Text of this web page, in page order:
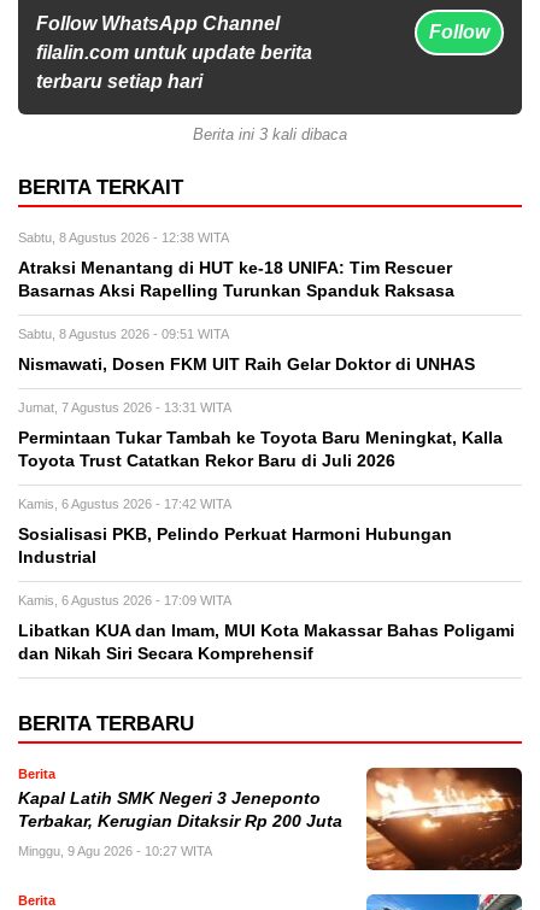
Follow WhatsApp Channel
filalin.com untuk update berita
terbaru setiap hari
Follow
Berita ini 3 kali dibaca
BERITA TERKAIT
Sabtu, 8 Agustus 2026 - 12:38 WITA
Atraksi Menantang di HUT ke-18 UNIFA: Tim Rescuer
Basarnas Aksi Rapelling Turunkan Spanduk Raksasa
Sabtu, 8 Agustus 2026 - 09:51 WITA
Nismawati, Dosen FKM UIT Raih Gelar Doktor di UNHAS
Jumat, 7 Agustus 2026 - 13:31 WITA
Permintaan Tukar Tambah ke Toyota Baru Meningkat, Kalla
Toyota Trust Catatkan Rekor Baru di Juli 2026
Kamis, 6 Agustus 2026 - 17:42 WITA
Sosialisasi PKB, Pelindo Perkuat Harmoni Hubungan
Industrial
Kamis, 6 Agustus 2026 - 17:09 WITA
Libatkan KUA dan Imam, MUI Kota Makassar Bahas Poligami
dan Nikah Siri Secara Komprehensif
BERITA TERBARU
Berita
Kapal Latih SMK Negeri 3 Jeneponto
Terbakar, Kerugian Ditaksir Rp 200 Juta
Minggu, 9 Agu 2026 - 10:27 WITA
Berita